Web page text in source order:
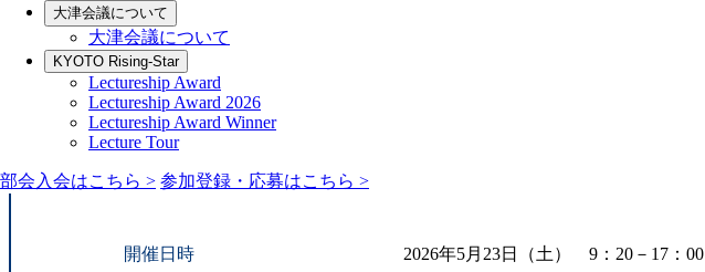
⼤津会議について
⼤津会議について
KYOTO Rising-Star
Lectureship Award
Lectureship Award 2026
Lectureship Award Winner
Lecture Tour
部会入会はこちら > 参加登録・応募はこちら >
開催日時 2026年5月23日（土） 9：20－17：00